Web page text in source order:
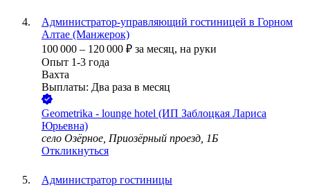
Администратор-управляющий гостиницей в Горном
Алтае (Манжерок)
100 000 – 120 000 ₽ за месяц, на руки
Опыт 1-3 года
Вахта
Выплаты: Два раза в месяц
Geometrika - lounge hotel (ИП Заблоцкая Лариса
Юрьевна)
село Озёрное, Приозёрный проезд, 1Б
Откликнуться
Администратор гостиницы